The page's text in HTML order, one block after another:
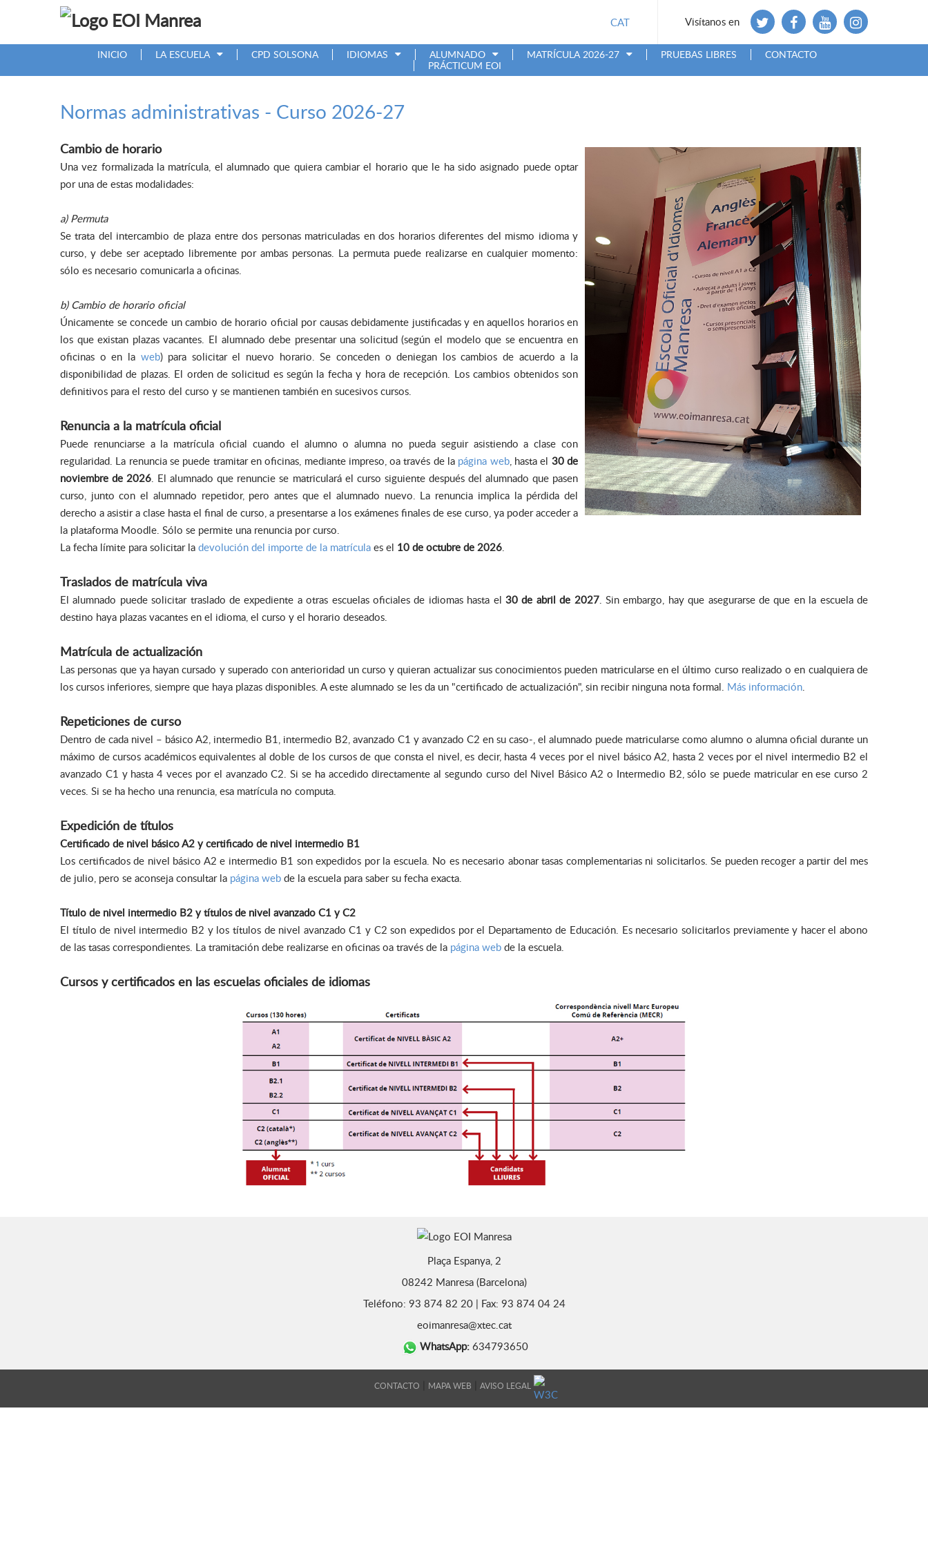
CAT Visítanos en
INICIO LA ESCUELA CPD SOLSONA IDIOMAS ALUMNADO MATRÍCULA 2026-27 PRUEBAS LIBRES
CONTACTO
PRÁCTICUM EOI
Normas administrativas - Curso 2026-27
Cambio de horario
Una vez formalizada la matrícula, el alumnado que quiera cambiar el horario que le ha sido asignado puede optar
por una de estas modalidades:
a) Permuta
Se trata del intercambio de plaza entre dos personas matriculadas en dos horarios diferentes del mismo idioma y
curso, y debe ser aceptado libremente por ambas personas. La permuta puede realizarse en cualquier momento:
sólo es necesario comunicarla a oficinas.
b) Cambio de horario oficial
Únicamente se concede un cambio de horario oficial por causas debidamente justificadas y en aquellos horarios en
los que existan plazas vacantes. El alumnado debe presentar una solicitud (según el modelo que se encuentra en
oficinas o en la web) para solicitar el nuevo horario. Se conceden o deniegan los cambios de acuerdo a la
disponibilidad de plazas. El orden de solicitud es según la fecha y hora de recepción. Los cambios obtenidos son
definitivos para el resto del curso y se mantienen también en sucesivos cursos.
Renuncia a la matrícula oficial
Puede renunciarse a la matrícula oficial cuando el alumno o alumna no pueda seguir asistiendo a clase con
regularidad. La renuncia se puede tramitar en oficinas, mediante impreso, oa través de la página web, hasta el 30 de
noviembre de 2026. El alumnado que renuncie se matriculará el curso siguiente después del alumnado que pasen
curso, junto con el alumnado repetidor, pero antes que el alumnado nuevo. La renuncia implica la pérdida del
derecho a asistir a clase hasta el final de curso, a presentarse a los exámenes finales de ese curso, ya poder acceder a
la plataforma Moodle. Sólo se permite una renuncia por curso.
La fecha límite para solicitar la devolución del importe de la matrícula es el 10 de octubre de 2026.
Traslados de matrícula viva
El alumnado puede solicitar traslado de expediente a otras escuelas oficiales de idiomas hasta el 30 de abril de 2027. Sin embargo, hay que asegurarse de que en la escuela de
destino haya plazas vacantes en el idioma, el curso y el horario deseados.
Matrícula de actualización
Las personas que ya hayan cursado y superado con anterioridad un curso y quieran actualizar sus conocimientos pueden matricularse en el último curso realizado o en cualquiera de
los cursos inferiores, siempre que haya plazas disponibles. A este alumnado se les da un "certificado de actualización", sin recibir ninguna nota formal. Más información.
Repeticiones de curso
Dentro de cada nivel – básico A2, intermedio B1, intermedio B2, avanzado C1 y avanzado C2 en su caso-, el alumnado puede matricularse como alumno o alumna oficial durante un
máximo de cursos académicos equivalentes al doble de los cursos de que consta el nivel, es decir, hasta 4 veces por el nivel básico A2, hasta 2 veces por el nivel intermedio B2 el
avanzado C1 y hasta 4 veces por el avanzado C2. Si se ha accedido directamente al segundo curso del Nivel Básico A2 o Intermedio B2, sólo se puede matricular en ese curso 2
veces. Si se ha hecho una renuncia, esa matrícula no computa.
Expedición de títulos
Certificado de nivel básico A2 y certificado de nivel intermedio B1
Los certificados de nivel básico A2 e intermedio B1 son expedidos por la escuela. No es necesario abonar tasas complementarias ni solicitarlos. Se pueden recoger a partir del mes
de julio, pero se aconseja consultar la página web de la escuela para saber su fecha exacta.
Título de nivel intermedio B2 y títulos de nivel avanzado C1 y C2
El título de nivel intermedio B2 y los títulos de nivel avanzado C1 y C2 son expedidos por el Departamento de Educación. Es necesario solicitarlos previamente y hacer el abono
de las tasas correspondientes. La tramitación debe realizarse en oficinas oa través de la página web de la escuela.
Cursos y certificados en las escuelas oficiales de idiomas
Plaça Espanya, 2
08242 Manresa (Barcelona)
Teléfono: 93 874 82 20 | Fax: 93 874 04 24
eoimanresa@xtec.cat
WhatsApp: 634793650
CONTACTO MAPA WEB AVISO LEGAL